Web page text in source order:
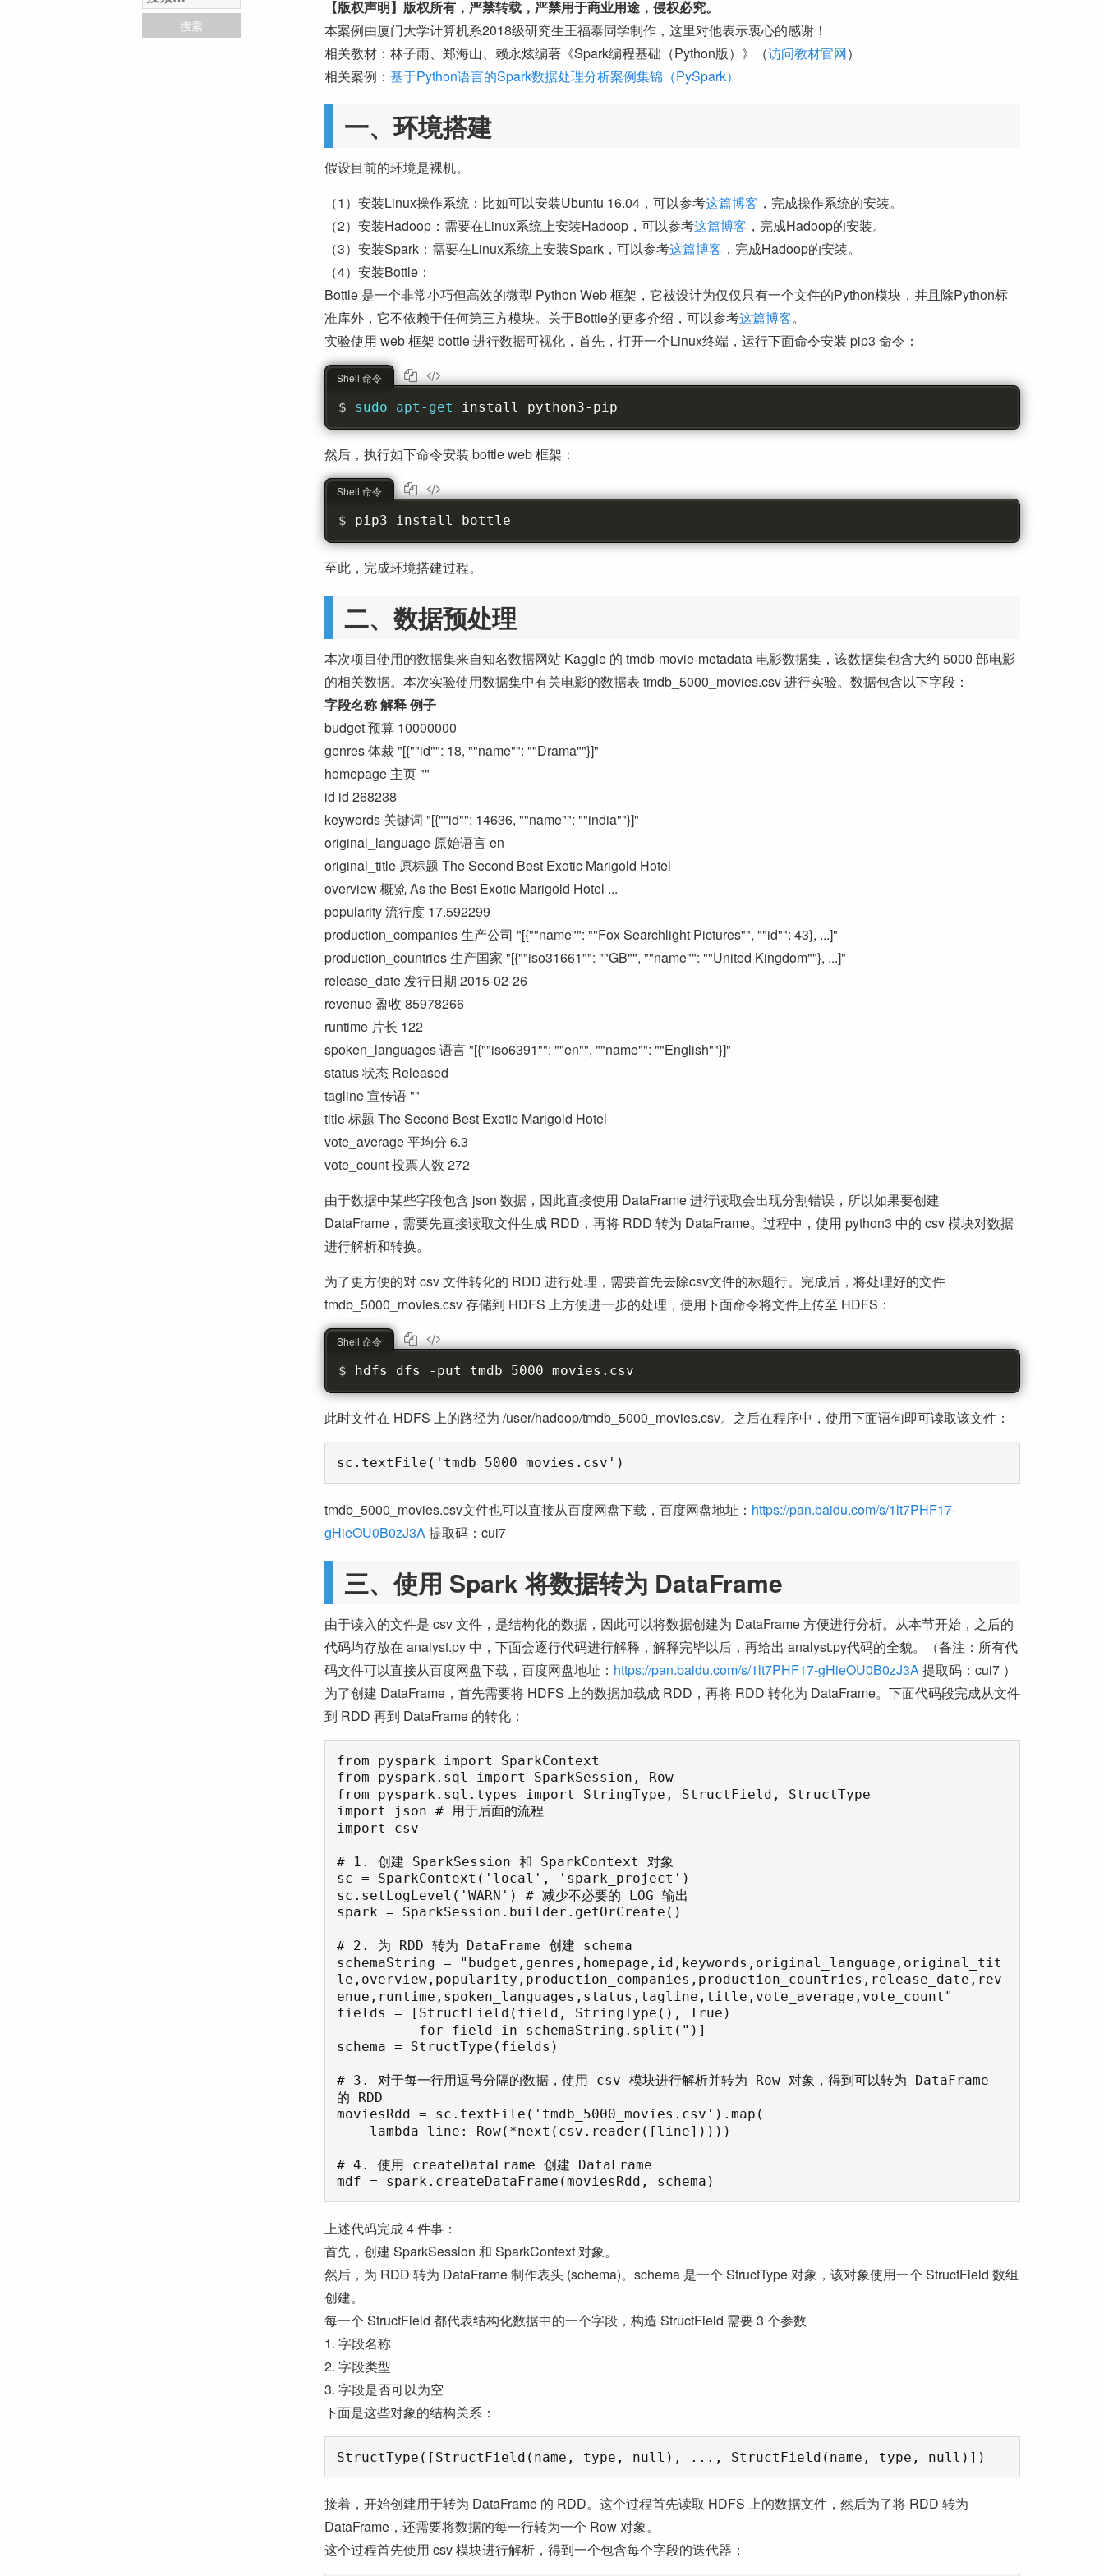
【版权声明】版权所有，严禁转载，严禁用于商业用途，侵权必究。
本案例由厦门大学计算机系2018级研究生王福泰同学制作，这里对他表示衷心的感谢！
相关教材：林子雨、郑海山、赖永炫编著《Spark编程基础（Python版）》（访问教材官网）
相关案例： 基于Python语言的Spark数据处理分析案例集锦（PySpark）
一、环境搭建
假设目前的环境是裸机。
（1）安装Linux操作系统：比如可以安装Ubuntu 16.04，可以参考这篇博客 ，完成操作系统的安装。
（2）安装Hadoop：需要在Linux系统上安装Hadoop，可以参考这篇博客 ，完成Hadoop的安装。
（3）安装Spark：需要在Linux系统上安装Spark，可以参考这篇博客 ，完成Hadoop的安装。
（4）安装Bottle：
Bottle 是一个非常小巧但高效的微型 Python Web 框架，它被设计为仅仅只有一个文件的Python模块，并且除Python标
准库外，它不依赖于任何第三方模块。关于Bottle的更多介绍，可以参考这篇博客。
实验使用 web 框架 bottle 进行数据可视化，首先，打开一个Linux终端，运行下面命令安装 pip3 命令：
sudo apt-get install python3-pip
Shell 命令
然后，执行如下命令安装 bottle web 框架：
pip3 install bottle
Shell 命令
至此，完成环境搭建过程。
二、数据预处理
本次项目使用的数据集来自知名数据网站 Kaggle 的 tmdb-movie-metadata 电影数据集，该数据集包含大约 5000 部电影
的相关数据。本次实验使用数据集中有关电影的数据表 tmdb_5000_movies.csv 进行实验。数据包含以下字段：
字段名称 解释 例子
budget 预算 10000000
genres 体裁 "[{""id"": 18, ""name"": ""Drama""}]"
homepage 主页 ""
id id 268238
keywords 关键词 "[{""id"": 14636, ""name"": ""india""}]"
original_language 原始语言 en
original_title 原标题 The Second Best Exotic Marigold Hotel
overview 概览 As the Best Exotic Marigold Hotel ...
popularity 流行度 17.592299
production_companies 生产公司 "[{""name"": ""Fox Searchlight Pictures"", ""id"": 43}, ...]"
production_countries 生产国家 "[{""iso31661"": ""GB"", ""name"": ""United Kingdom""}, ...]"
release_date 发行日期 2015-02-26
revenue 盈收 85978266
runtime 片长 122
spoken_languages 语言 "[{""iso6391"": ""en"", ""name"": ""English""}]"
status 状态 Released
tagline 宣传语 ""
title 标题 The Second Best Exotic Marigold Hotel
vote_average 平均分 6.3
vote_count 投票人数 272
由于数据中某些字段包含 json 数据，因此直接使用 DataFrame 进行读取会出现分割错误，所以如果要创建
DataFrame，需要先直接读取文件生成 RDD，再将 RDD 转为 DataFrame。过程中，使用 python3 中的 csv 模块对数据
进行解析和转换。
为了更方便的对 csv 文件转化的 RDD 进行处理，需要首先去除csv文件的标题行。完成后，将处理好的文件
tmdb_5000_movies.csv 存储到 HDFS 上方便进一步的处理，使用下面命令将文件上传至 HDFS：
hdfs dfs -put tmdb_5000_movies.csv
Shell 命令
此时文件在 HDFS 上的路径为 /user/hadoop/tmdb_5000_movies.csv。之后在程序中，使用下面语句即可读取该文件：
tmdb_5000_movies.csv文件也可以直接从百度网盘下载，百度网盘地址： https://pan.baidu.com/s/1lt7PHF17-
gHieOU0B0zJ3A 提取码：cui7
三、使用 Spark 将数据转为 DataFrame
由于读入的文件是 csv 文件，是结构化的数据，因此可以将数据创建为 DataFrame 方便进行分析。从本节开始，之后的
代码均存放在 analyst.py 中，下面会逐行代码进行解释，解释完毕以后，再给出 analyst.py代码的全貌。（备注：所有代
码文件可以直接从百度网盘下载，百度网盘地址： https://pan.baidu.com/s/1lt7PHF17-gHieOU0B0zJ3A 提取码：cui7 ）
为了创建 DataFrame，首先需要将 HDFS 上的数据加载成 RDD，再将 RDD 转化为 DataFrame。下面代码段完成从文件
到 RDD 再到 DataFrame 的转化：
from pyspark import SparkContext
from pyspark.sql import SparkSession, Row
from pyspark.sql.types import StringType, StructField, StructType
import json # 用于后面的流程
import csv
# 1. 创建 SparkSession 和 SparkContext 对象
sc = SparkContext('local', 'spark_project')
sc.setLogLevel('WARN') # 减少不必要的 LOG 输出
spark = SparkSession.builder.getOrCreate()
# 2. 为 RDD 转为 DataFrame 创建 schema
schemaString = "budget,genres,homepage,id,keywords,original_language,original_tit
le,overview,popularity,production_companies,production_countries,release_date,rev
enue,runtime,spoken_languages,status,tagline,title,vote_average,vote_count"
fields = [StructField(field, StringType(), True)
schema = StructType(fields)
# 3. 对于每一行用逗号分隔的数据，使用 csv 模块进行解析并转为 Row 对象，得到可以转为 DataFrame
的 RDD
moviesRdd = sc.textFile('tmdb_5000_movies.csv').map(
# 4. 使用 createDataFrame 创建 DataFrame
上述代码完成 4 件事：
首先，创建 SparkSession 和 SparkContext 对象。
然后，为 RDD 转为 DataFrame 制作表头 (schema)。schema 是一个 StructType 对象，该对象使用一个 StructField 数组
创建。
每一个 StructField 都代表结构化数据中的一个字段，构造 StructField 需要 3 个参数
1. 字段名称
2. 字段类型
3. 字段是否可以为空
下面是这些对象的结构关系：
接着，开始创建用于转为 DataFrame 的 RDD。这个过程首先读取 HDFS 上的数据文件，然后为了将 RDD 转为
DataFrame，还需要将数据的每一行转为一个 Row 对象。
这个过程首先使用 csv 模块进行解析，得到一个包含每个字段的迭代器：